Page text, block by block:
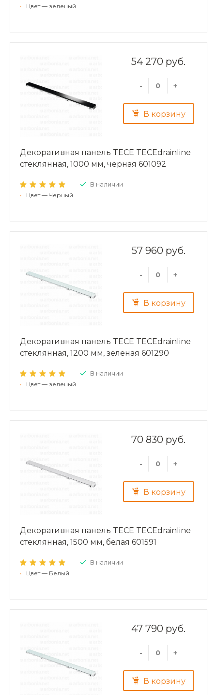
• Цвет — зеленый
54 270 руб.
- +
В корзину
Декоративная панель TECE TECEdrainline
стеклянная, 1000 мм, черная 601092
В наличии
• Цвет — Черный
57 960 руб.
- +
В корзину
Декоративная панель TECE TECEdrainline
стеклянная, 1200 мм, зеленая 601290
В наличии
• Цвет — зеленый
70 830 руб.
- +
В корзину
Декоративная панель TECE TECEdrainline
стеклянная, 1500 мм, белая 601591
В наличии
• Цвет — Белый
47 790 руб.
- +
В корзину